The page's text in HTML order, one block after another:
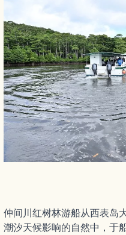
仲间川红树林游船从西表岛
潮汐天候影响的自然中，于